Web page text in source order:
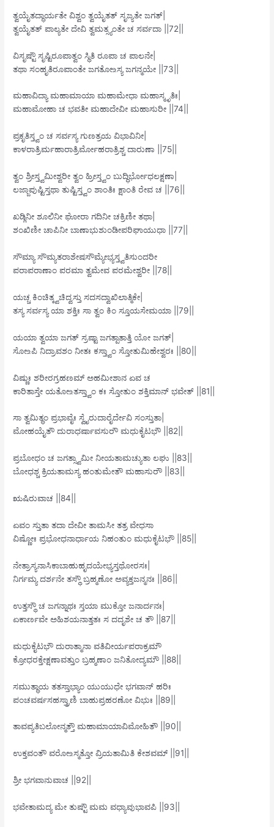
ತ್ವಯೈತದ್ಧಾರ್ಯತೇ ವಿಶ್ವಂ ತ್ವಯೈತತ್ ಸೃಜ್ಯತೇ ಜಗತ್|
ತ್ವಯೈತತ್ ಪಾಲ್ಯತೇ ದೇವಿ ತ್ವಮತ್ಸ್ಯಂತೇ ಚ ಸರ್ವದಾ ||72||
ವಿಸೃಷ್ಟೌ ಸೃಷ್ಟಿರೂಪಾತ್ವಂ ಸ್ಥಿತಿ ರೂಪಾ ಚ ಪಾಲನೇ|
ತಥಾ ಸಂಹೃತಿರೂಪಾಂತೇ ಜಗತೋ‌உಸ್ಯ ಜಗನ್ಮಯೇ ||73||
ಮಹಾವಿದ್ಯಾ ಮಹಾಮಾಯಾ ಮಹಾಮೇಧಾ ಮಹಾಸ್ಮೃತಿಃ|
ಮಹಾಮೋಹಾ ಚ ಭವತೀ ಮಹಾದೇವೀ ಮಹಾಸುರೀ ||74||
ಪ್ರಕೃತಿಸ್ತ್ವಂ ಚ ಸರ್ವಸ್ಯ ಗುಣತ್ರಯ ವಿಭಾವಿನೀ|
ಕಾಳರಾತ್ರಿರ್ಮಹಾರಾತ್ರಿರ್ಮೋಹರಾತ್ರಿಶ್ಚ ದಾರುಣಾ ||75||
ತ್ವಂ ಶ್ರೀಸ್ತ್ವಮೀಶ್ವರೀ ತ್ವಂ ಹ್ರೀಸ್ತ್ವಂ ಬುದ್ಧಿರ್ಭೋಧಲಕ್ಷಣಾ|
ಲಜ್ಜಾಪುಷ್ಟಿಸ್ತಥಾ ತುಷ್ಟಿಸ್ತ್ವಂ ಶಾಂತಿಃ ಕ್ಷಾಂತಿ ರೇವ ಚ ||76||
ಖಡ್ಗಿನೀ ಶೂಲಿನೀ ಘೋರಾ ಗದಿನೀ ಚಕ್ರಿಣೀ ತಥಾ|
ಶಂಖಿಣೀ ಚಾಪಿನೀ ಬಾಣಾಭುಶುಂಡೀಪರಿಘಾಯುಧಾ ||77||
ಸೌಮ್ಯಾ ಸೌಮ್ಯತರಾಶೇಷಸೌಮ್ಯೇಭ್ಯಸ್ತ್ವತಿಸುಂದರೀ
ಪರಾಪರಾಣಾಂ ಪರಮಾ ತ್ವಮೇವ ಪರಮೇಶ್ವರೀ ||78||
ಯಚ್ಚ ಕಿಂಚಿತ್ಕ್ವಚಿದ್ವಸ್ತು ಸದಸದ್ವಾಖಿಲಾತ್ಮಿಕೇ|
ತಸ್ಯ ಸರ್ವಸ್ಯ ಯಾ ಶಕ್ತಿಃ ಸಾ ತ್ವಂ ಕಿಂ ಸ್ತೂಯಸೇಮಯಾ ||79||
ಯಯಾ ತ್ವಯಾ ಜಗತ್ ಸ್ರಷ್ಟಾ ಜಗತ್ಪಾತಾತ್ತಿ ಯೋ ಜಗತ್|
ಸೋ‌உಪಿ ನಿದ್ರಾವಶಂ ನೀತಃ ಕಸ್ತ್ವಾಂ ಸ್ತೋತುಮಿಹೇಶ್ವರಃ ||80||
ವಿಷ್ಣುಃ ಶರೀರಗ್ರಹಣಮ್ ಅಹಮೀಶಾನ ಏವ ಚ
ಕಾರಿತಾಸ್ತೇ ಯತೋ‌உತಸ್ತ್ವಾಂ ಕಃ ಸ್ತೋತುಂ ಶಕ್ತಿಮಾನ್ ಭವೇತ್ ||81||
ಸಾ ತ್ವಮಿತ್ಥಂ ಪ್ರಭಾವೈಃ ಸ್ವೈರುದಾರೈರ್ದೇವಿ ಸಂಸ್ತುತಾ|
ಮೋಹಯೈತೌ ದುರಾಧರ್ಷಾವಸುರೌ ಮಧುಕೈಟಭೌ ||82||
ಪ್ರಬೋಧಂ ಚ ಜಗತ್ಸ್ವಾಮೀ ನೀಯತಾಮಚ್ಯುತಾ ಲಘು ||83||
ಬೋಧಶ್ಚ ಕ್ರಿಯತಾಮಸ್ಯ ಹಂತುಮೇತೌ ಮಹಾಸುರೌ ||83||
ಋಷಿರುವಾಚ ||84||
ಏವಂ ಸ್ತುತಾ ತದಾ ದೇವೀ ತಾಮಸೀ ತತ್ರ ವೇಧಸಾ
ವಿಷ್ಣೋಃ ಪ್ರಭೋಧನಾರ್ಧಾಯ ನಿಹಂತುಂ ಮಧುಕೈಟಭೌ ||85||
ನೇತ್ರಾಸ್ಯನಾಸಿಕಾಬಾಹುಹೃದಯೇಭ್ಯಸ್ತಥೋರಸಃ|
ನಿರ್ಗಮ್ಯ ದರ್ಶನೇ ತಸ್ಥೌ ಬ್ರಹ್ಮಣೋ ಅವ್ಯಕ್ತಜನ್ಮನಃ ||86||
ಉತ್ತಸ್ಥೌ ಚ ಜಗನ್ನಾಥಃ ಸ್ತಯಾ ಮುಕ್ತೋ ಜನಾರ್ದನಃ|
ಏಕಾರ್ಣವೇ ಅಹಿಶಯನಾತ್ತತಃ ಸ ದದೃಶೇ ಚ ತೌ ||87||
ಮಧುಕೈಟಭೌ ದುರಾತ್ಮಾನಾ ವತಿವೀರ್ಯಪರಾಕ್ರಮೌ
ಕ್ರೋಧರಕ್ತೇಕ್ಷಣಾವತ್ತುಂ ಬ್ರಹ್ಮಣಾಂ ಜನಿತೋದ್ಯಮೌ ||88||
ಸಮುತ್ಥಾಯ ತತಸ್ತಾಭ್ಯಾಂ ಯುಯುಧೇ ಭಗವಾನ್ ಹರಿಃ
ಪಂಚವರ್ಷಸಹಸ್ತ್ರಾಣಿ ಬಾಹುಪ್ರಹರಣೋ ವಿಭುಃ ||89||
ತಾವಪ್ಯತಿಬಲೋನ್ಮತ್ತೌ ಮಹಾಮಾಯಾವಿಮೋಹಿತೌ ||90||
ಉಕ್ತವಂತೌ ವರೋ‌உಸ್ಮತ್ತೋ ವ್ರಿಯತಾಮಿತಿ ಕೇಶವಮ್ ||91||
ಶ್ರೀ ಭಗವಾನುವಾಚ ||92||
ಭವೇತಾಮದ್ಯ ಮೇ ತುಷ್ಟೌ ಮಮ ವಧ್ಯಾವುಭಾವಪಿ ||93||